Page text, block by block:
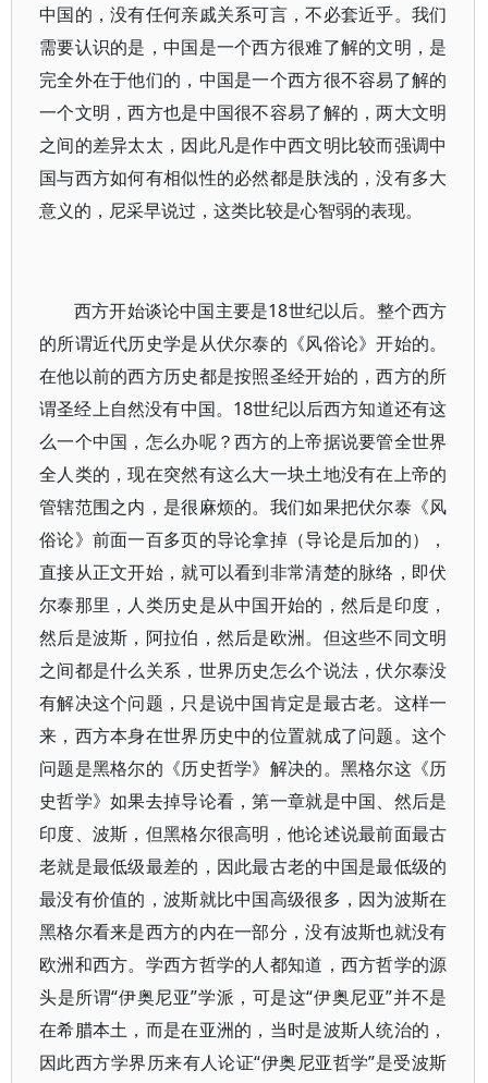
中国的，没有任何亲戚关系可言，不必套近乎。我们
需要认识的是，中国是一个西方很难了解的文明，是
完全外在于他们的，中国是一个西方很不容易了解的
一个文明，西方也是中国很不容易了解的，两大文明
之间的差异太太，因此凡是作中西文明比较而强调中
国与西方如何有相似性的必然都是肤浅的，没有多大
意义的，尼采早说过，这类比较是心智弱的表现。
西方开始谈论中国主要是18世纪以后。整个西方
的所谓近代历史学是从伏尔泰的《风俗论》开始的。
在他以前的西方历史都是按照圣经开始的，西方的所
谓圣经上自然没有中国。18世纪以后西方知道还有这
么一个中国，怎么办呢？西方的上帝据说要管全世界
全人类的，现在突然有这么大一块土地没有在上帝的
管辖范围之内，是很麻烦的。我们如果把伏尔泰《风
俗论》前面一百多页的导论拿掉（导论是后加的），
直接从正文开始，就可以看到非常清楚的脉络，即伏
尔泰那里，人类历史是从中国开始的，然后是印度，
然后是波斯，阿拉伯，然后是欧洲。但这些不同文明
之间都是什么关系，世界历史怎么个说法，伏尔泰没
有解决这个问题，只是说中国肯定是最古老。这样一
来，西方本身在世界历史中的位置就成了问题。这个
问题是黑格尔的《历史哲学》解决的。黑格尔这《历
史哲学》如果去掉导论看，第一章就是中国、然后是
印度、波斯，但黑格尔很高明，他论述说最前面最古
老就是最低级最差的，因此最古老的中国是最低级的
最没有价值的，波斯就比中国高级很多，因为波斯在
黑格尔看来是西方的内在一部分，没有波斯也就没有
欧洲和西方。学西方哲学的人都知道，西方哲学的源
头是所谓“伊奥尼亚”学派，可是这“伊奥尼亚”并不是
在希腊本土，而是在亚洲的，当时是波斯人统治的，
因此西方学界历来有人论证“伊奥尼亚哲学”是受波斯